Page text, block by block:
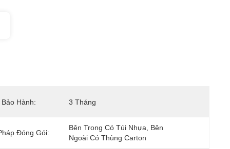
Hành: 3 Tháng
Đóng Gói:
Bên Trong Có Túi Nhựa, Bên
Ngoài Có Thùng Carton